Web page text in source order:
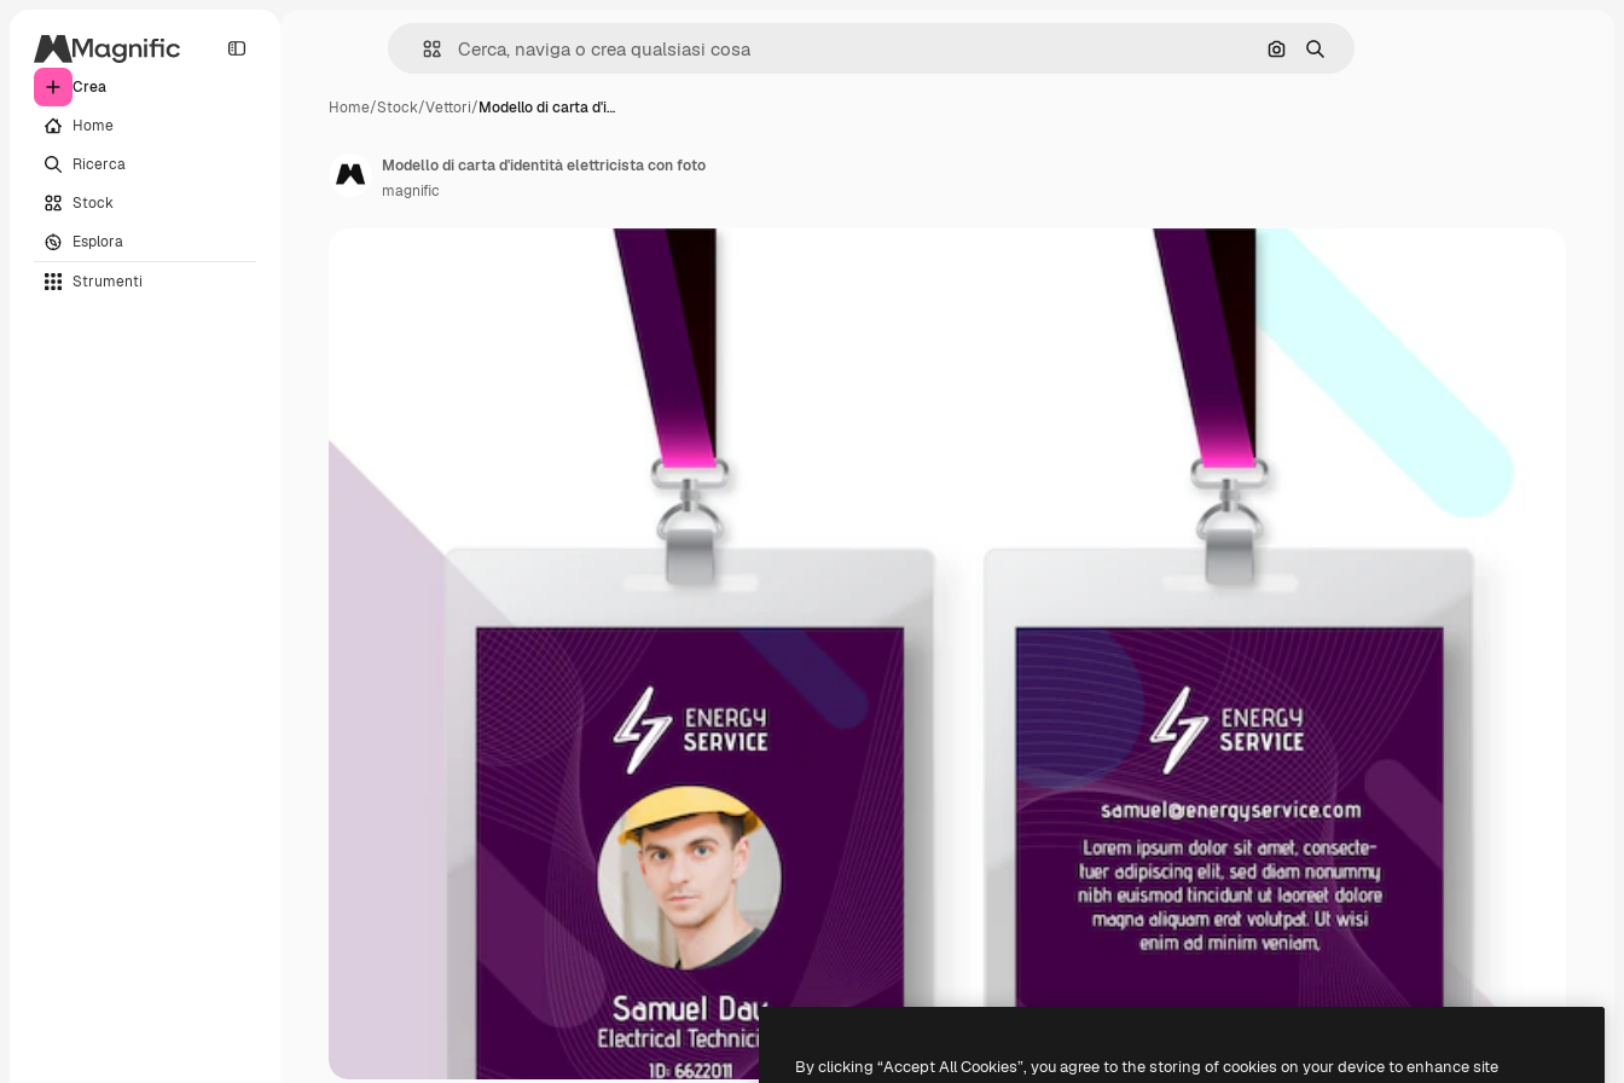
Crea
Home
Ricerca
Stock
Esplora
Strumenti
Cerca per immagine
Ricerca
Home/Stock/Vettori/Modello di carta d'i…
Modello di carta d'identità elettricista con foto
magnific
By clicking “Accept All Cookies”, you agree to the storing of cookies on your device to enhance site